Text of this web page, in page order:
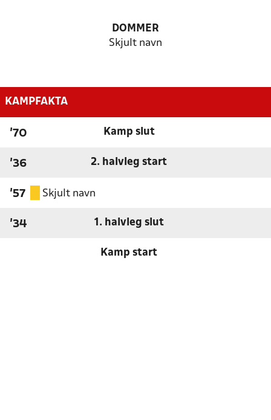
DOMMER
Skjult navn
KAMPFAKTA
'70 Kamp slut
'36 2. halvleg start
'57 Skjult navn
'34 1. halvleg slut
Kamp start